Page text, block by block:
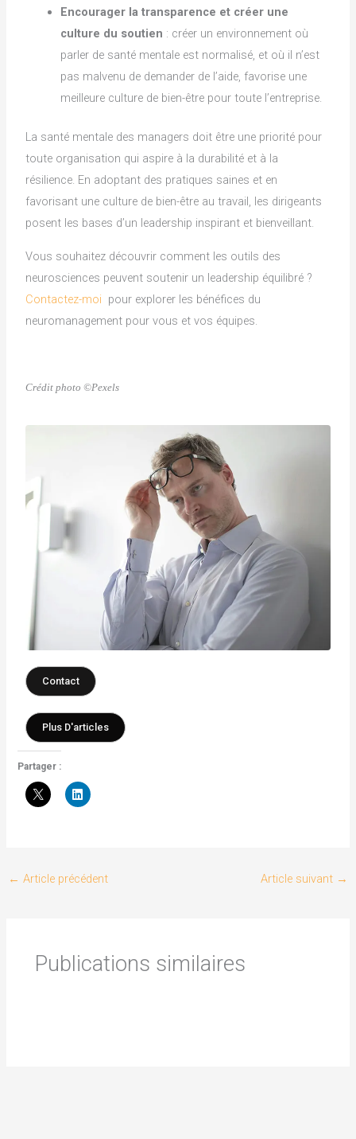
Encourager la transparence et créer une
culture du soutien : créer un environnement où
parler de santé mentale est normalisé, et où il n’est
pas malvenu de demander de l’aide, favorise une
meilleure culture de bien-être pour toute l’entreprise.
La santé mentale des managers doit être une priorité pour
toute organisation qui aspire à la durabilité et à la
résilience. En adoptant des pratiques saines et en
favorisant une culture de bien-être au travail, les dirigeants
posent les bases d’un leadership inspirant et bienveillant.
Vous souhaitez découvrir comment les outils des
neurosciences peuvent soutenir un leadership équilibré ?
Contactez-moi pour explorer les bénéfices du
neuromanagement pour vous et vos équipes.
Crédit photo ©Pexels
Contact
Plus D'articles
Partager :
← Article précédent Article suivant →
Publications similaires